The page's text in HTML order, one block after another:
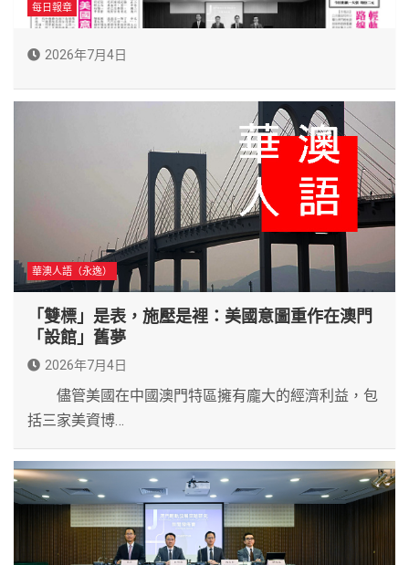
每日報章
2026年7月4日
華澳人語（永逸）
「雙標」是表，施壓是裡：美國意圖重作在澳門
「設館」舊夢
2026年7月4日
儘管美國在中國澳門特區擁有龐大的經濟利益，包
括三家美資博…